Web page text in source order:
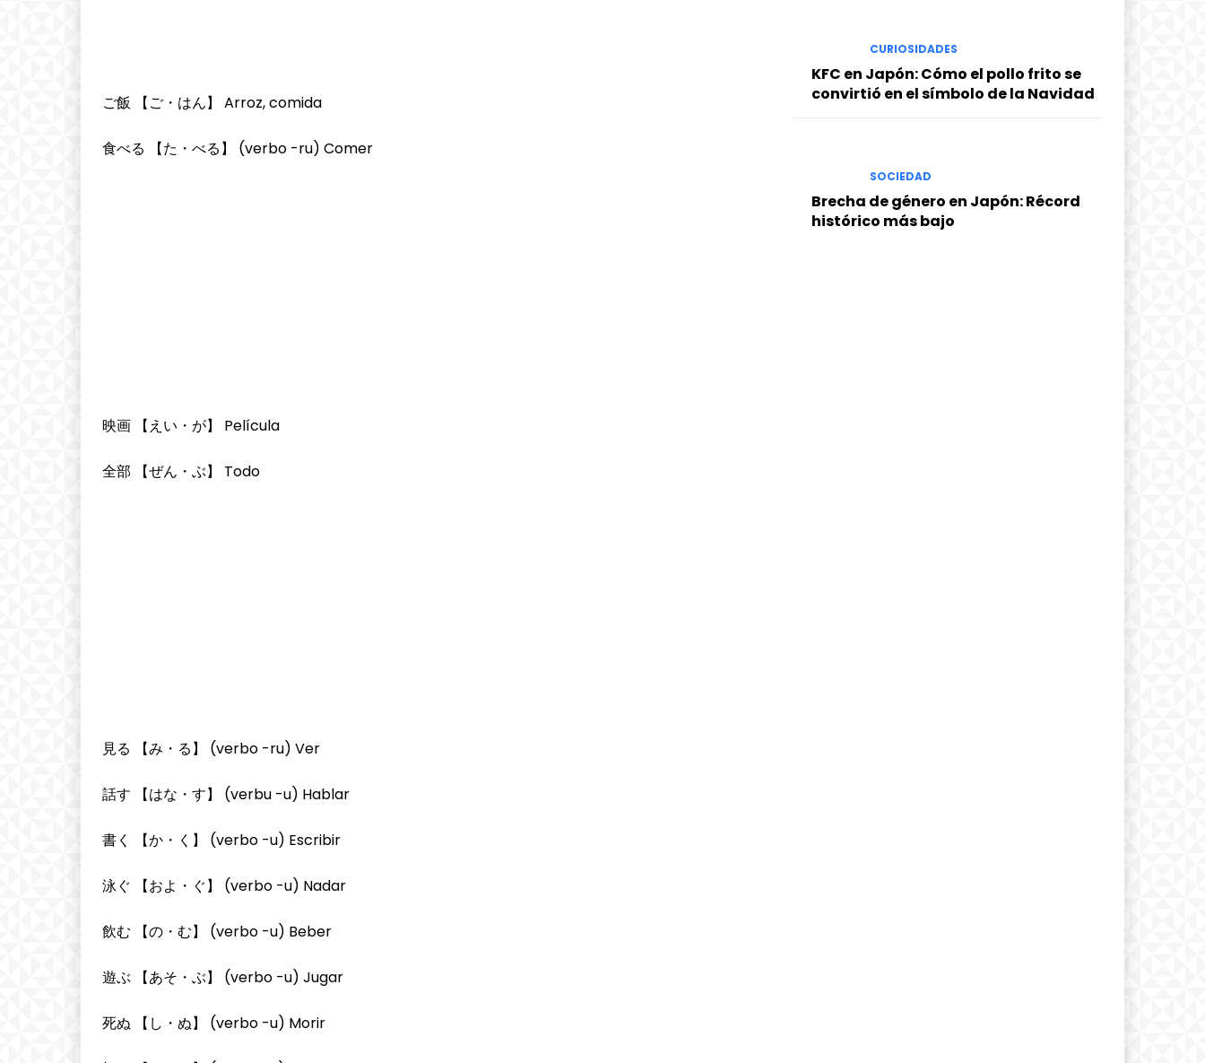
ご飯 【ご・はん】 Arroz, comida
食べる 【た・べる】 (verbo -ru) Comer
映画 【えい・が】 Película
全部 【ぜん・ぶ】 Todo
見る 【み・る】 (verbo -ru) Ver
話す 【はな・す】 (verbu -u) Hablar
書く 【か・く】 (verbo -u) Escribir
泳ぐ 【およ・ぐ】 (verbo -u) Nadar
飲む 【の・む】 (verbo -u) Beber
遊ぶ 【あそ・ぶ】 (verbo -u) Jugar
死ぬ 【し・ぬ】 (verbo -u) Morir
CURIOSIDADES
KFC en Japón: Cómo el pollo frito se
convirtió en el símbolo de la Navidad
SOCIEDAD
Brecha de género en Japón: Récord
histórico más bajo